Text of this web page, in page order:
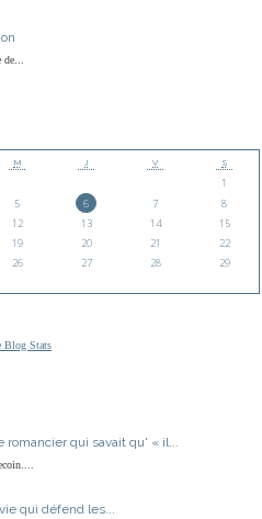
de...
M J V S
1
5 6 7
8
12 13 14
15
19 20 21
22
26 27 28
29
Blog Stats
romancier qui savait qu' « il...
qui défend les...